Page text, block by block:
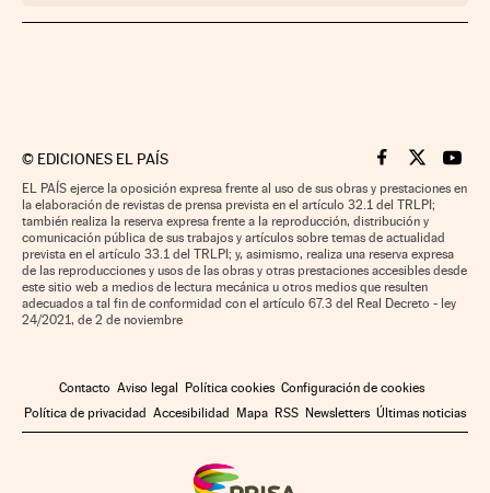
© EDICIONES EL PAÍS Cinco Días en
Cinco Días
Cinco
EL PAÍS ejerce la oposición expresa frente al uso de sus obras y prestaciones en
la elaboración de revistas de prensa prevista en el artículo 32.1 del TRLPI;
también realiza la reserva expresa frente a la reproducción, distribución y
comunicación pública de sus trabajos y artículos sobre temas de actualidad
prevista en el artículo 33.1 del TRLPI; y, asimismo, realiza una reserva expresa
de las reproducciones y usos de las obras y otras prestaciones accesibles desde
este sitio web a medios de lectura mecánica u otros medios que resulten
adecuados a tal fin de conformidad con el artículo 67.3 del Real Decreto - ley
24/2021, de 2 de noviembre
Contacto Aviso legal Política cookies Configuración de cookies
Política de privacidad Accesibilidad Mapa RSS Newsletters Últimas noticias